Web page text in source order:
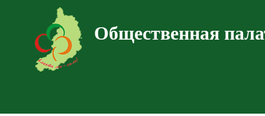
Общественная